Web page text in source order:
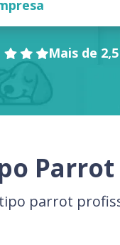
Mais de
Parrot
parrot